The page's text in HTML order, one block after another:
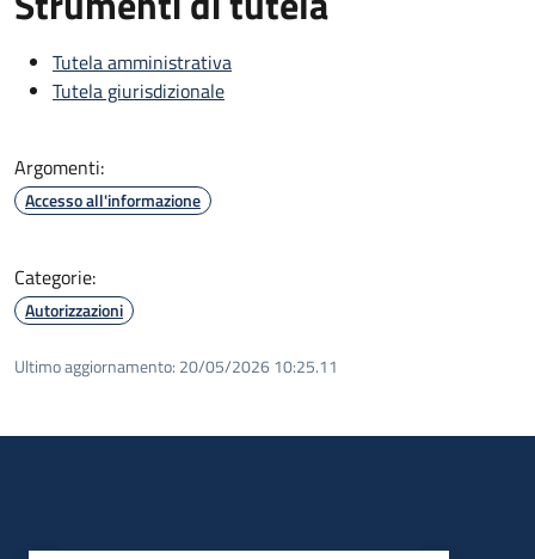
Tutela amministrativa
Tutela giurisdizionale
Argomenti:
Accesso all'informazione
Categorie:
Autorizzazioni
Ultimo aggiornamento: 20/05/2026 10:25.11